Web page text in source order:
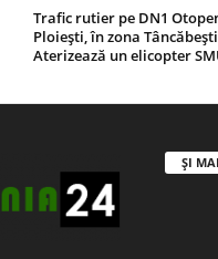
Trafic rutier pe DN1
Ploiești, în zona
Aterizează un elicopter
ȘI